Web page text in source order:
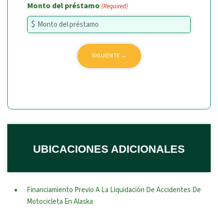
Monto del préstamo (Required)
UBICACIONES ADICIONALES
Financiamiento Previo A La Liquidación De Accidentes De
Motocicleta En Alaska